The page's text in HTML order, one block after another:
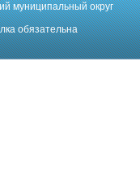
муниципальный округ
обязательна